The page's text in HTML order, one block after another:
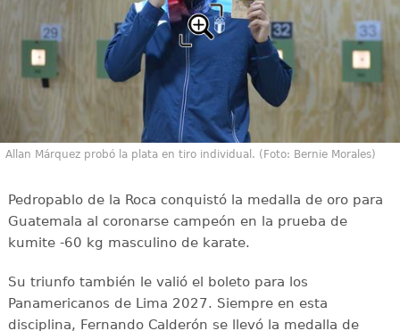
Allan Márquez probó la plata en tiro individual. (Foto: Bernie Morales)
Pedropablo de la Roca conquistó la medalla de oro para
Guatemala al coronarse campeón en la prueba de
kumite -60 kg masculino de karate.
Su triunfo también le valió el boleto para los
Panamericanos de Lima 2027. Siempre en esta
disciplina, Fernando Calderón se llevó la medalla de